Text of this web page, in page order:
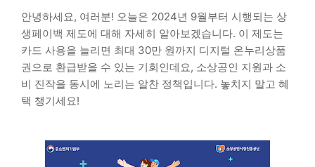
안녕하세요, 여러분! 오늘은 2024년 9월부터 시행되는 상
생페이백 제도에 대해 자세히 알아보겠습니다. 이 제도는
카드 사용을 늘리면 최대 30만 원까지 디지털 온누리상품
권으로 환급받을 수 있는 기회인데요, 소상공인 지원과 소
비 진작을 동시에 노리는 알찬 정책입니다. 놓치지 말고 혜
택 챙기세요!